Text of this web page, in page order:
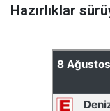
Hazırlıklar